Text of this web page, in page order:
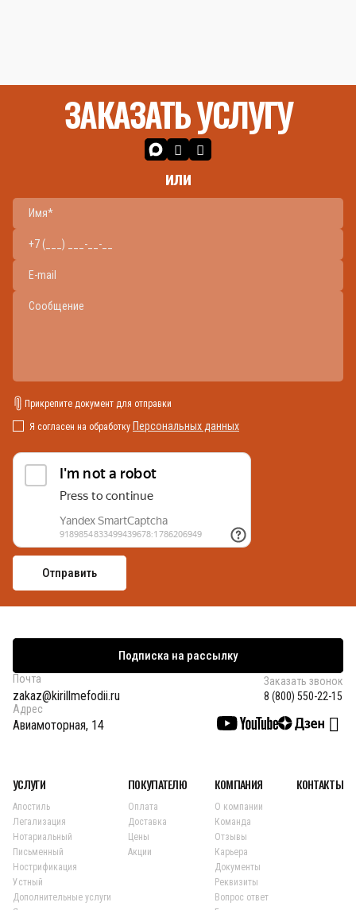
ЗАКАЗАТЬ УСЛУГУ
или
Прикрепите документ для отправки
Я согласен на обработку Персональных данных
Подписка на рассылку
Почта
zakaz@kirillmefodii.ru
Заказать звонок
8 (800) 550-22-15
Адрес
Авиамоторная, 14
УСЛУГИ
Апостиль
Легализация
Нотариальный
Письменный
Нострификация
Устный
Дополнительные услуги
ПОКУПАТЕЛЮ
Оплата
Доставка
Цены
Акции
КОМПАНИЯ
О компании
Команда
Отзывы
Карьера
Документы
Реквизиты
Вопрос ответ
КОНТАКТЫ